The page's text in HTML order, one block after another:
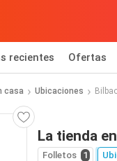
recientes Ofertas
casa Ubicaciones
La tienda
Folletos 1